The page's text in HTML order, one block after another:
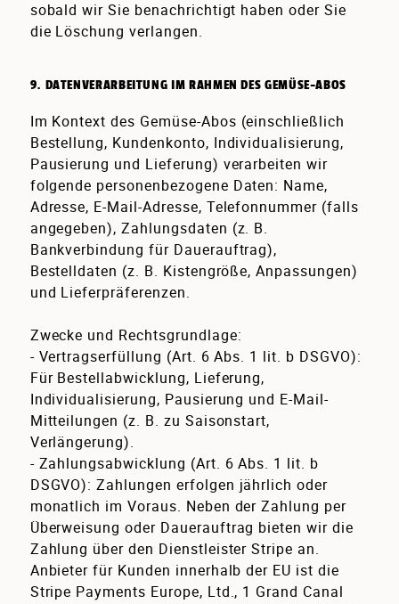
sobald wir Sie benachrichtigt haben oder Sie
die Löschung verlangen.
9. DATENVERARBEITUNG IM RAHMEN DES GEMÜSE-ABOS
Im Kontext des Gemüse-Abos (einschließlich
Bestellung, Kundenkonto, Individualisierung,
Pausierung und Lieferung) verarbeiten wir
folgende personenbezogene Daten: Name,
Adresse, E-Mail-Adresse, Telefonnummer (falls
angegeben), Zahlungsdaten (z. B.
Bankverbindung für Dauerauftrag),
Bestelldaten (z. B. Kistengröße, Anpassungen)
und Lieferpräferenzen.
Zwecke und Rechtsgrundlage:
- Vertragserfüllung (Art. 6 Abs. 1 lit. b DSGVO):
Für Bestellabwicklung, Lieferung,
Individualisierung, Pausierung und E-Mail-
Mitteilungen (z. B. zu Saisonstart,
Verlängerung).
- Zahlungsabwicklung (Art. 6 Abs. 1 lit. b
DSGVO): Zahlungen erfolgen jährlich oder
monatlich im Voraus. Neben der Zahlung per
Überweisung oder Dauerauftrag bieten wir die
Zahlung über den Dienstleister Stripe an.
Anbieter für Kunden innerhalb der EU ist die
Stripe Payments Europe, Ltd., 1 Grand Canal